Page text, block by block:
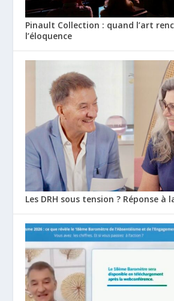
Pinault Collection : quand l’art
l’éloquence
Les DRH sous tension ? Réponse à